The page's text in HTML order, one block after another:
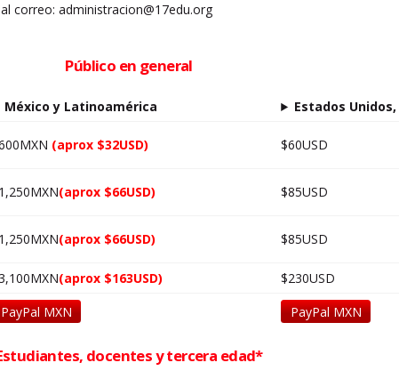
correo: administracion@17edu.org
Público en general
México y Latinoamérica
Estados
(aprox $32USD) $60USD
(aprox $66USD) $85USD
(aprox $66USD) $85USD
(aprox $163USD)
$230USD
PayPal MXN
PayPal MXN
docentes y tercera edad*